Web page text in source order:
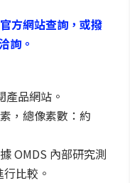
方網站查詢，或撥
詢。
產品網站。
，總像素數：約
OMDS 內部研究測
比較。